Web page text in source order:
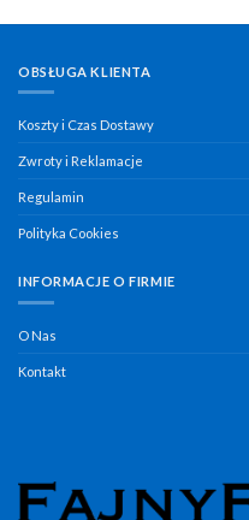
OBSŁUGA KLIENTA
Koszty i Czas Dostawy
Zwroty i Reklamacje
Regulamin
Polityka Cookies
INFORMACJE O FIRMIE
O Nas
Kontakt